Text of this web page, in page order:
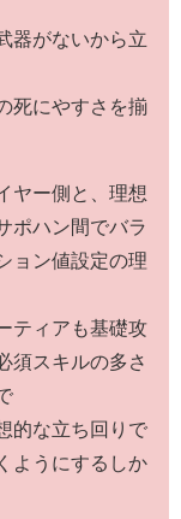
器がないから立
死にやすさを揃
ヤー側と、理想
ポハン間でバラ
ョン値設定の理
ティアも基礎攻
須スキルの多さ
的な立ち回りで
ようにするしか